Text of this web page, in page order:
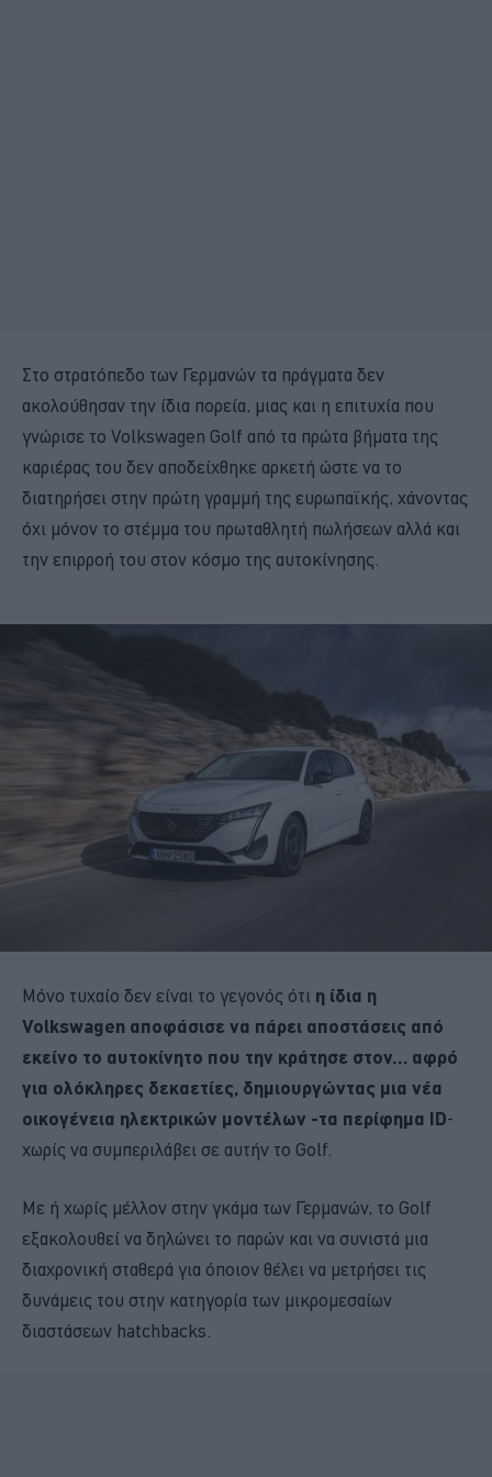
Στο στρατόπεδο των Γερμανών τα πράγματα δεν
ακολούθησαν την ίδια πορεία, μιας και η επιτυχία που
γνώρισε το Volkswagen Golf από τα πρώτα βήματα της
καριέρας του δεν αποδείχθηκε αρκετή ώστε να το
διατηρήσει στην πρώτη γραμμή της ευρωπαϊκής, χάνοντας
όχι μόνον το στέμμα του πρωταθλητή πωλήσεων αλλά και
την επιρροή του στον κόσμο της αυτοκίνησης.
Μόνο τυχαίο δεν είναι το γεγονός ότι η ίδια η
Volkswagen αποφάσισε να πάρει αποστάσεις από
εκείνο το αυτοκίνητο που την κράτησε στον… αφρό
για ολόκληρες δεκαετίες, δημιουργώντας μια νέα
οικογένεια ηλεκτρικών μοντέλων -τα περίφημα ID-
χωρίς να συμπεριλάβει σε αυτήν το Golf.
Με ή χωρίς μέλλον στην γκάμα των Γερμανών, το Golf
εξακολουθεί να δηλώνει το παρών και να συνιστά μια
διαχρονική σταθερά για όποιον θέλει να μετρήσει τις
δυνάμεις του στην κατηγορία των μικρομεσαίων
διαστάσεων hatchbacks.